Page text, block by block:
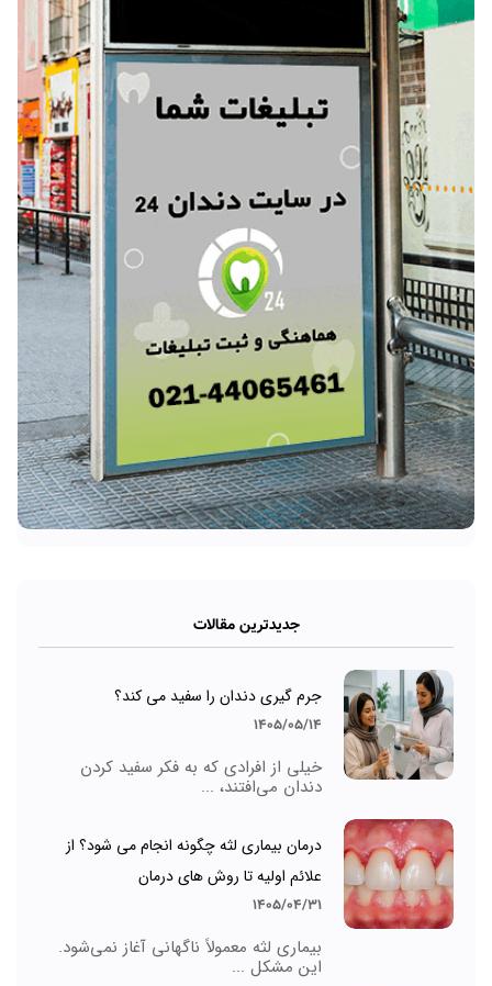
جدیدترین مقالات
جرم گیری دندان را سفید می کند؟
1405/05/14
خیلی از افرادی که به فکر سفید کردن
دندان می‌افتند، ...
درمان بیماری لثه چگونه انجام می شود؟ از
علائم اولیه تا روش های درمان
1405/04/31
بیماری لثه معمولاً ناگهانی آغاز نمی‌شود.
این مشکل ...